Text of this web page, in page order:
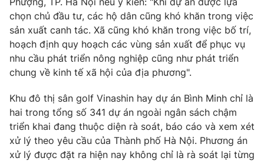
chọn chủ đầu tư, các hộ dân cũng khó khăn trong việc
sản xuất canh tác. Xã cũng khó khăn trong việc bố trí,
hoạch định quy hoạch các vùng sản xuất để phục vụ
nhu cầu phát triển nông nghiệp cũng như phát triển
chung về kinh tế xã hội của địa phương".
Khu đô thị sân golf Vinashin hay dự án Bình Minh chỉ là
hai trong tổng số 341 dự án ngoài ngân sách chậm
triển khai đang thuộc diện rà soát, báo cáo và xem xét
xử lý theo yêu cầu của Thành phố Hà Nội. Phương án
xử lý được đặt ra hiện nay không chỉ là rà soát lại từng